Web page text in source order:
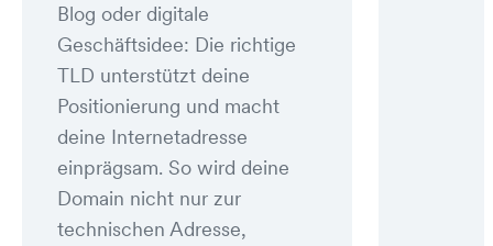
Blog oder digitale
Geschäftsidee: Die richtige
TLD unterstützt deine
Positionierung und macht
deine Internetadresse
einprägsam. So wird deine
Domain nicht nur zur
technischen Adresse,